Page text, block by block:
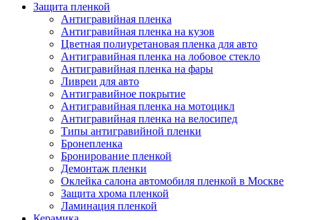
Защита пленкой
Антигравийная пленка
Антигравийная пленка на кузов
Цветная полиуретановая пленка для авто
Антигравийная пленка на лобовое стекло
Антигравийная пленка на фары
Ливреи для авто
Антигравийное покрытие
Антигравийная пленка на мотоцикл
Антигравийная пленка на велосипед
Типы антигравийной пленки
Бронепленка
Бронирование пленкой
Демонтаж пленки
Оклейка салона автомобиля пленкой в Москве
Защита хрома пленкой
Ламинация пленкой